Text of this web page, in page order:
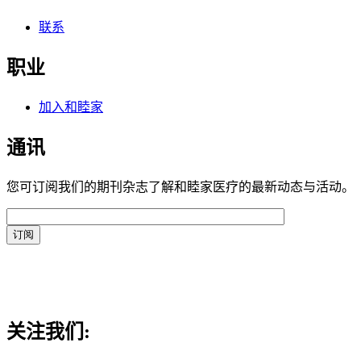
联系
职业
加入和睦家
通讯
您可订阅我们的期刊杂志了解和睦家医疗的最新动态与活动。
关注我们: